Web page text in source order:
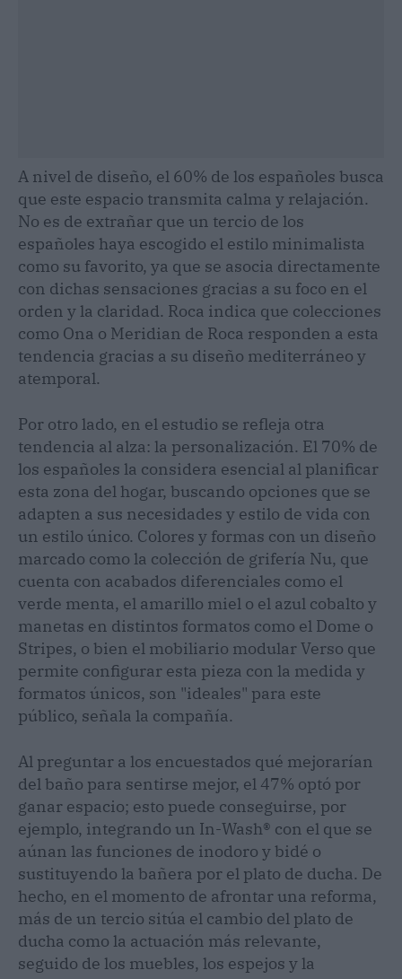
A nivel de diseño, el 60% de los españoles busca
que este espacio transmita calma y relajación.
No es de extrañar que un tercio de los
españoles haya escogido el estilo minimalista
como su favorito, ya que se asocia directamente
con dichas sensaciones gracias a su foco en el
orden y la claridad. Roca indica que colecciones
como Ona o Meridian de Roca responden a esta
tendencia gracias a su diseño mediterráneo y
atemporal.
Por otro lado, en el estudio se refleja otra
tendencia al alza: la personalización. El 70% de
los españoles la considera esencial al planificar
esta zona del hogar, buscando opciones que se
adapten a sus necesidades y estilo de vida con
un estilo único. Colores y formas con un diseño
marcado como la colección de grifería Nu, que
cuenta con acabados diferenciales como el
verde menta, el amarillo miel o el azul cobalto y
manetas en distintos formatos como el Dome o
Stripes, o bien el mobiliario modular Verso que
permite configurar esta pieza con la medida y
formatos únicos, son "ideales" para este
público, señala la compañía.
Al preguntar a los encuestados qué mejorarían
del baño para sentirse mejor, el 47% optó por
ganar espacio; esto puede conseguirse, por
ejemplo, integrando un In-Wash® con el que se
aúnan las funciones de inodoro y bidé o
sustituyendo la bañera por el plato de ducha. De
hecho, en el momento de afrontar una reforma,
más de un tercio sitúa el cambio del plato de
ducha como la actuación más relevante,
seguido de los muebles, los espejos y la